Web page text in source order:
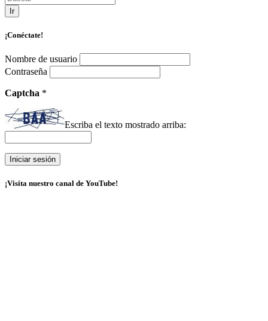
Ir
¡Conéctate!
Nombre de usuario
Contraseña
Captcha *
Escriba el texto mostrado arriba:
¡Visita nuestro canal de YouTube!